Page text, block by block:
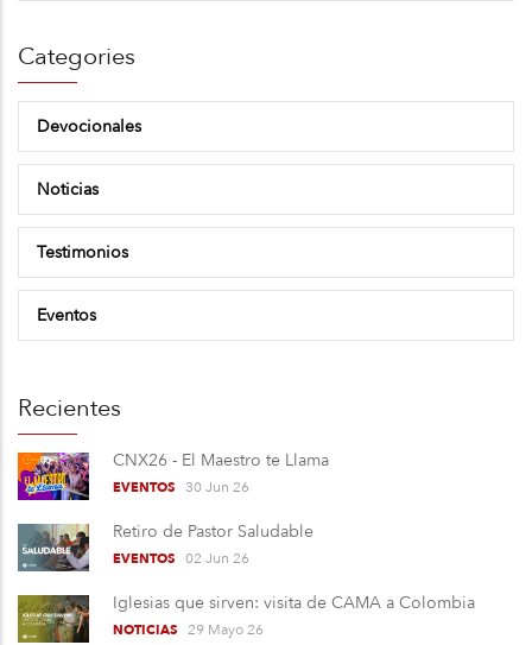
Categories
Devocionales
Noticias
Testimonios
Eventos
Recientes
CNX26 - El Maestro te Llama
EVENTOS 30 Jun 26
Retiro de Pastor Saludable
EVENTOS 02 Jun 26
Iglesias que sirven: visita de CAMA a Colombia
NOTICIAS 29 Mayo 26